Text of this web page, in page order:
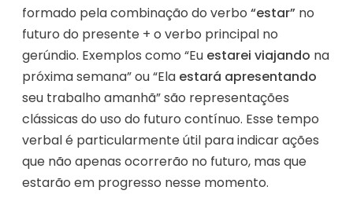
formado pela combinação do verbo “estar” no
futuro do presente + o verbo principal no
gerúndio. Exemplos como “Eu estarei viajando na
próxima semana” ou “Ela estará apresentando
seu trabalho amanhã” são representações
clássicas do uso do futuro contínuo. Esse tempo
verbal é particularmente útil para indicar ações
que não apenas ocorrerão no futuro, mas que
estarão em progresso nesse momento.